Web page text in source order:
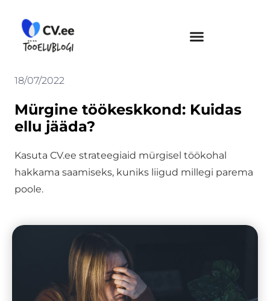
content
18/07/2022
Mürgine töökeskkond: Kuidas
ellu jääda?
Kasuta CV.ee strateegiaid mürgisel töökohal
hakkama saamiseks, kuniks liigud millegi parema
poole.